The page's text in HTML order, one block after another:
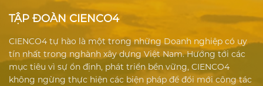
TẬP ĐOÀN CIENCO4
CIENCO4 tự hào là một trong những Doanh nghiệp có uy
tín nhất trong nghành xây dựng Việt Nam. Hướng tới các
mục tiêu vì sự ổn định, phát triển bền vững, CIENCO4
không ngừng thực hiện các biện pháp để đổi mới công tác